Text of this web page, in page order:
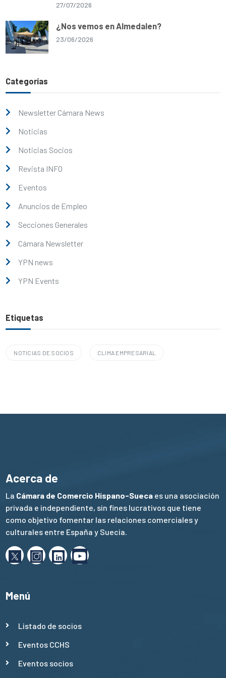
27/07/2026
¿Nos vemos en Almedalen?
23/06/2026
Categorías
Newsletter Cámara News
Noticias
Noticias Socios
Revista INFO
Eventos
Anuncios de Empleo
Secciones Generales
Cámara Newsletter
YPN news
YPN Events
Etiquetas
NOTICIAS DE SOCIOS CLIMA EMPRESARIAL
Acerca de
La Cámara de Comercio Hispano-Sueca es una asociación
privada e independiente, sin fines lucrativos que tiene
como objetivo fomentar las relaciones comerciales y
culturales entre España y Suecia.
Menú
Listado de socios
Eventos CCHS
Eventos socios